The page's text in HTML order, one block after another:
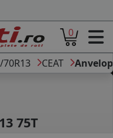
0
70R13 CEAT
75T